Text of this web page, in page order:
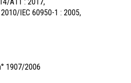
IEC 60950-1 : 2005,
1907/2006